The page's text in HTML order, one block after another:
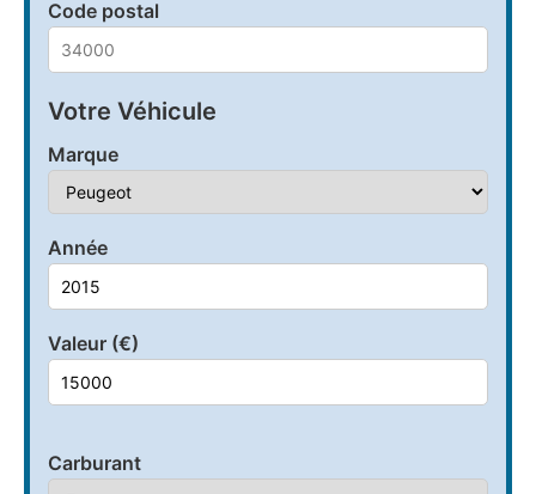
Code postal
Votre Véhicule
Marque
Année
Valeur (€)
Carburant